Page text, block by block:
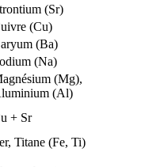
(Sr)
(Cu)
(Ba)
(Na)
(Mg),
(Al)
+ Sr
Titane (Fe, Ti)